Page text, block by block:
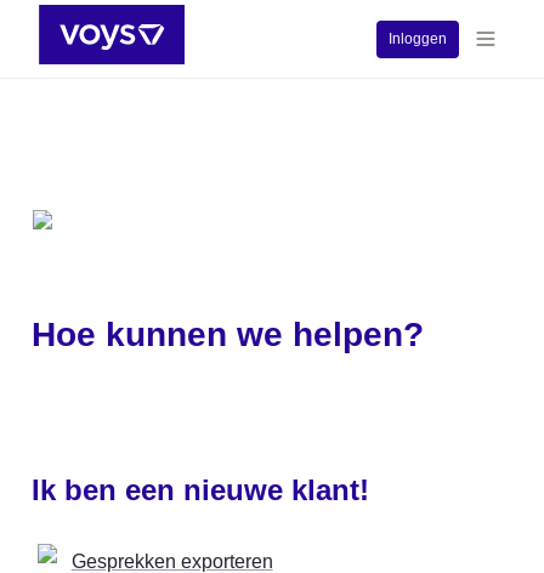
Inloggen
Hoe kunnen we helpen?
Ik ben een nieuwe klant!
Gesprekken exporteren